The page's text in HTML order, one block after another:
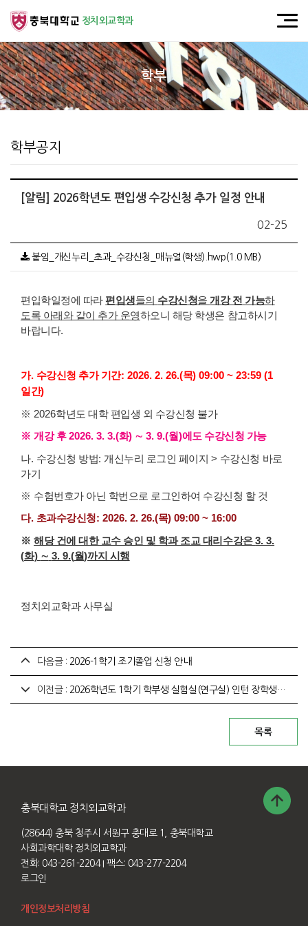
정치외교학과
학부
학부공지
[알림] 2026학년도 편입생 수강신청 추가 일정 안내
02-25
붙임_개신누리_초과_수강신청_매뉴얼(학생).hwp(1.0 MB)
편입학일정에 따라 편입생들의 수강신청을개강 전 가능하
도록 아래와 같이 추가 운영하오니 해당 학생은 참고하시기
바랍니다.
가. 수강신청 추가 기간: 2026. 2. 26.(목) 09:00 ~ 23:59 (1
일간)
※ 2026학년도 대학 편입생 외 수강신청 불가
※ 개강 후2026. 3. 3.(화) ∼3. 9.(월)에도 수강신청 가능
나. 수강신청 방법: 개신누리 로그인 페이지 > 수강신청 바로
가기
※ 수험번호가 아닌 학번으로 로그인하여 수강신청 할 것
다. 초과수강신청: 2026. 2. 26.(목) 09:00 ~ 16:00
※ 해당 건에 대한 교수 승인 및 학과 조교 대리수강은3. 3.
(화) ∼ 3. 9.(월)까지 시행
정치외교학과 사무실
다음글 : 2026-1학기 조기졸업 신청 안내
이전글 : 2026학년도 1학기 학부생 실험실(연구실) 인턴 장학생 선발 안내[~2026. 2. 12.(목)까지]
충북대학교 정치외교학과
(28644) 충북 청주시 서원구 충대로 1, 충북대학교
사회과학대학 정치외교학과
전화: 043-261-2204 I 팩스: 043-277-2204
로그인
개인정보처리방침